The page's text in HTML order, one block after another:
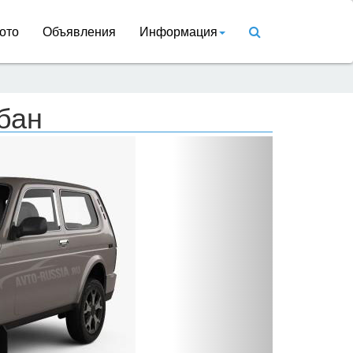
Объявления Информация